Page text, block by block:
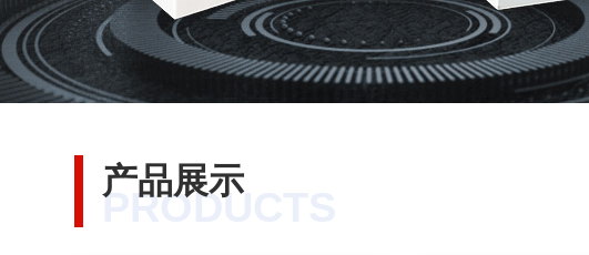
PRODUCTS
产品展示